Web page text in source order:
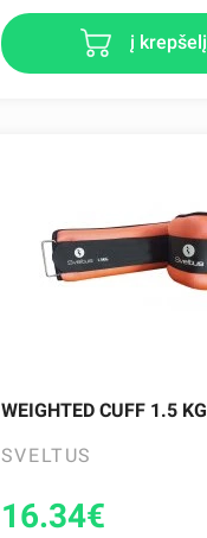
į krepšelį
WEIGHTED CUFF 1.5
SVELTUS
16.34€